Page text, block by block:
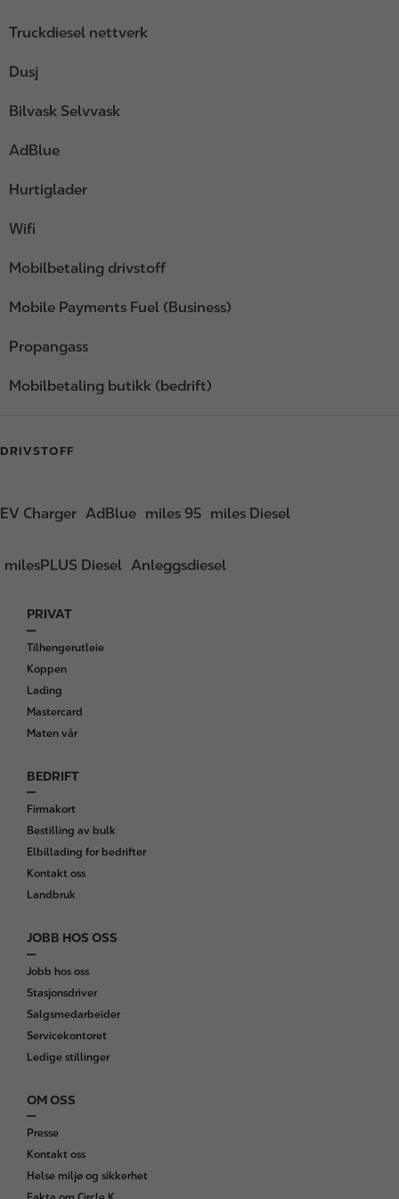
Truckdiesel nettverk
Dusj
Bilvask Selvvask
AdBlue
Hurtiglader
Wifi
Mobilbetaling drivstoff
Mobile Payments Fuel (Business)
Propangass
Mobilbetaling butikk (bedrift)
DRIVSTOFF
EV Charger AdBlue miles 95 miles Diesel
milesPLUS Diesel Anleggsdiesel
F
o
o
t
e
r
PRIVAT
Tilhengerutleie
Koppen
Lading
Mastercard
Maten vår
BEDRIFT
Firmakort
Bestilling av bulk
Elbillading for bedrifter
Kontakt oss
Landbruk
JOBB HOS OSS
Jobb hos oss
Stasjonsdriver
Salgsmedarbeider
Servicekontoret
Ledige stillinger
OM OSS
Presse
Kontakt oss
Helse miljø og sikkerhet